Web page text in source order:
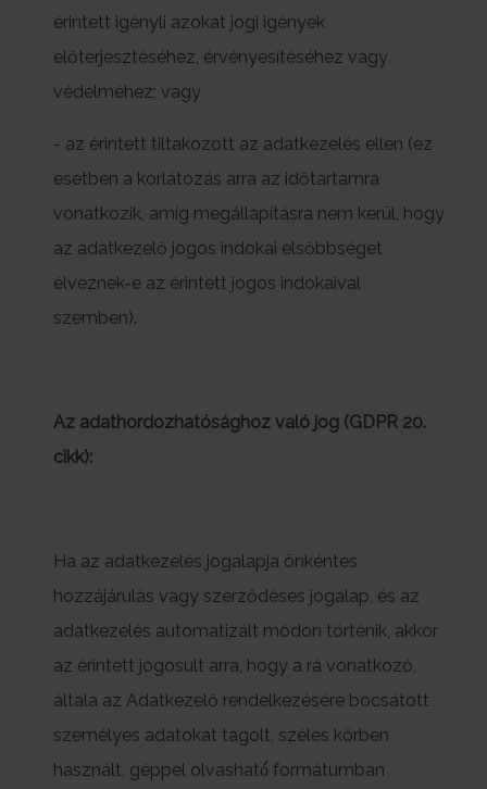
érintett igényli azokat jogi igények
előterjesztéséhez, érvényesítéséhez vagy
védelméhez; vagy
- az érintett tiltakozott az adatkezelés ellen (ez
esetben a korlátozás arra az időtartamra
vonatkozik, amíg megállapításra nem kerül, hogy
az adatkezelő jogos indokai elsőbbséget
élveznek-e az érintett jogos indokaival
szemben).
Az adathordozhatósághoz való jog (GDPR 20.
cikk):
Ha az adatkezelés jogalapja önkéntes
hozzájárulás vagy szerződéses jogalap, és az
adatkezelés automatizált módon történik, akkor
az érintett jogosult arra, hogy a rá vonatkozó,
általa az Adatkezelő rendelkezésére bocsátott
személyes adatokat tagolt, széles körben
használt, géppel olvasható́ formátumban